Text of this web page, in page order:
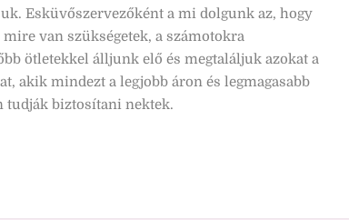
Esküvőszervezőként a mi dolgunk az, hogy
van szükségetek, a számotokra
ötletekkel álljunk elő és megtaláljuk azokat a
akik mindezt a legjobb áron és legmagasabb
tudják biztosítani nektek.